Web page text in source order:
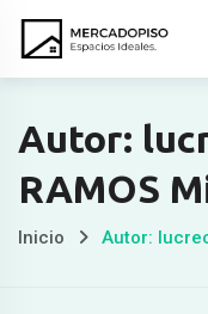
Autor:
RAMOS
Inicio Autor: